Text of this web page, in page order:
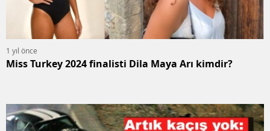
1 yıl önce
Miss Turkey 2024 finalisti Dila Maya Arı kimdir?